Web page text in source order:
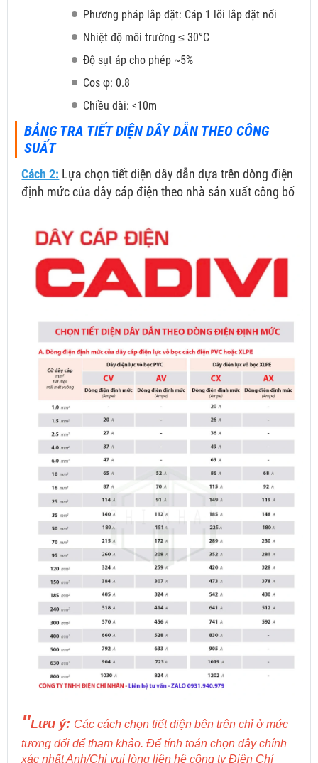
Phương pháp lắp đặt: Cáp 1 lõi lắp đặt nổi
Nhiệt độ môi trường ≤ 30°C
Độ sụt áp cho phép ~5%
Cos φ: 0.8
Chiều dài: <10m
BẢNG TRA TIẾT DIỆN DÂY DẪN THEO CÔNG
SUẤT
Cách 2: Lựa chọn tiết diện dây dẫn dựa trên dòng điện
định mức của dây cáp điện theo nhà sản xuất công bố
"Lưu ý: Các cách chọn tiết diện bên trên chỉ ở mức
tương đối để tham khảo. Để tính toán chọn dây chính
xác nhất Anh/Chị vui lòng liên hệ công ty Điện Chí